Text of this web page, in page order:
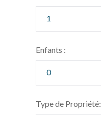
Enfants :
Type de Propriété: